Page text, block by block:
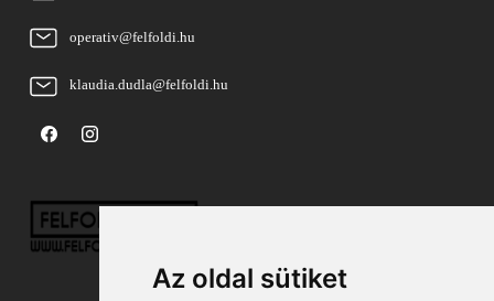
Az oldal sütiket
operativ@felfoldi.hu
klaudia.dudla@felfoldi.hu